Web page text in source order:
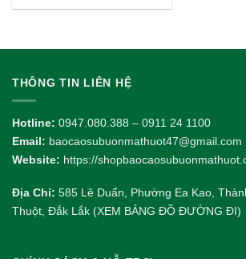
là:
tại
THÔNG TIN LIÊN HỆ
Hotline: 0947.080.388 – 0911 24 1100
Email: baocaosubuonmathuot47@gmail.com
Website: https://
Địa Chỉ: 585 Lê Duẩn, Phường Ea Kao,
Thuột, Đắk Lắk (XEM BẢNG ĐỒ ĐƯỜNG ĐI)